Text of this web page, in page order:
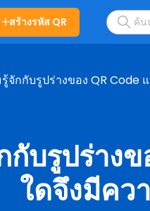
สร้างรหัส QR
จักกับรูปร่างของ QR Code
บรูปร่าง
ใดจึงมีค